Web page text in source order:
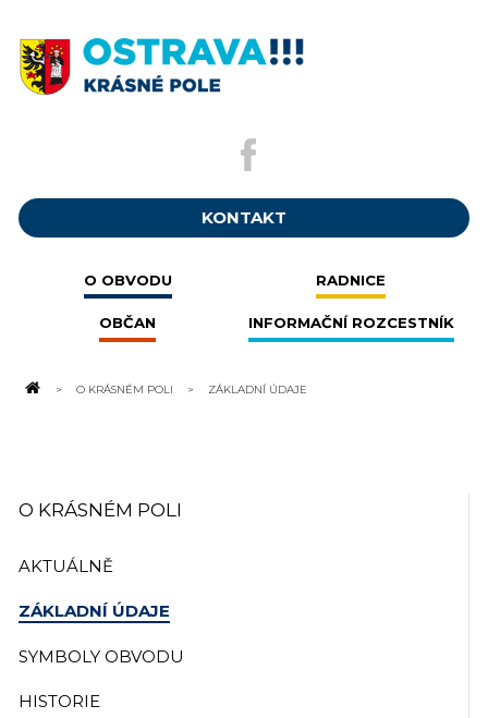
KONTAKT
O OBVODU RADNICE
OBČAN INFORMAČNÍ ROZCESTNÍK
O KRÁSNÉM POLI ZÁKLADNÍ ÚDAJE
O KRÁSNÉM POLI
AKTUÁLNĚ
ZÁKLADNÍ ÚDAJE
SYMBOLY OBVODU
HISTORIE